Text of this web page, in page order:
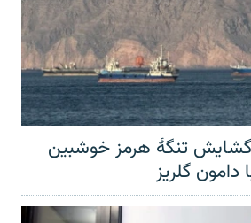
گشایش تنگهٔ هرمز خوشبین
دامون گلریز